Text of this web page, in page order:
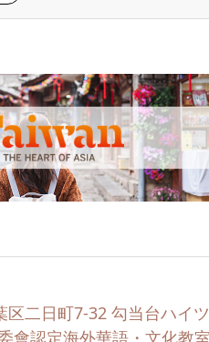
二日町7-32 勾当台ハイ
會認定海外華語・文化教